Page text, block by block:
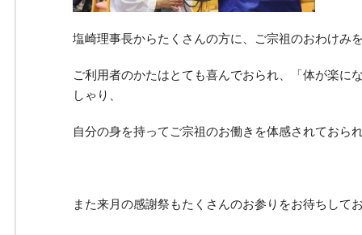
塩崎理事長からたくさんの方に、ご宗祖のおわけみ
ご利用者のかたはとても喜んでおられ、「体が楽に
しゃり、
自分の身を持ってご宗祖のお働きを体感されておら
また来月の感謝祭もたくさんのお参りをお待ちして